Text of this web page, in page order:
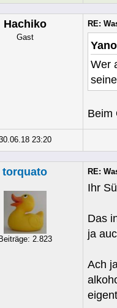
Hachiko
Gast
RE:
Wer
Beim
23:20
torquato
Beiträge: 2.823
RE:
Ihr
Das
ja
Ach